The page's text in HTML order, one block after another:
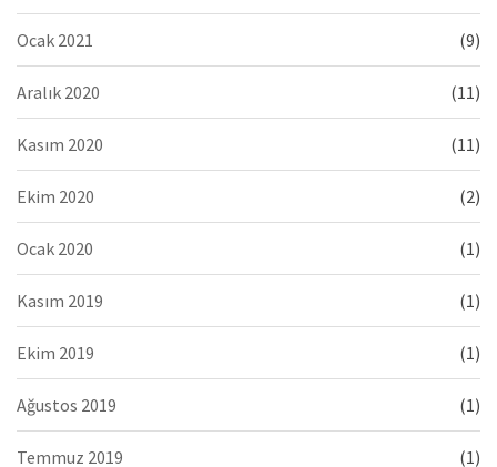
Ocak 2021 (9)
Aralık 2020 (11)
Kasım 2020 (11)
Ekim 2020 (2)
Ocak 2020 (1)
Kasım 2019 (1)
Ekim 2019 (1)
Ağustos 2019 (1)
Temmuz 2019 (1)